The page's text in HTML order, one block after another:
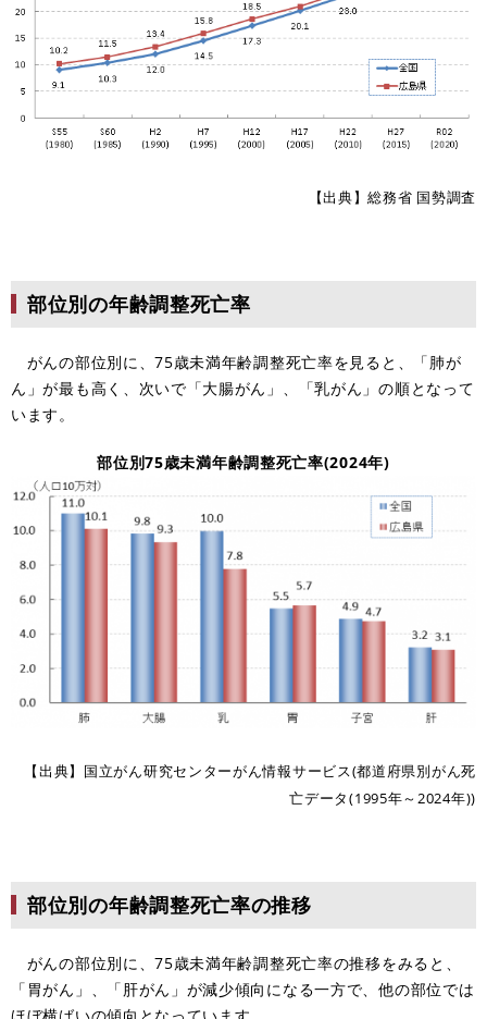
【出典】総務省 国勢調査
部位別の年齢調整死亡率
がんの部位別に、75歳未満年齢調整死亡率を見ると、「肺が
ん」が最も高く、次いで「大腸がん」、「乳がん」の順となって
います。
部位別75歳未満年齢調整死亡率(2024年)
【出典】国立がん研究センターがん情報サービス(都道府県別がん死
亡データ(1995年～2024年))
部位別の年齢調整死亡率の推移
がんの部位別に、75歳未満年齢調整死亡率の推移をみると、
「胃がん」、「肝がん」が減少傾向になる一方で、他の部位では
ほぼ横ばいの傾向となっています。